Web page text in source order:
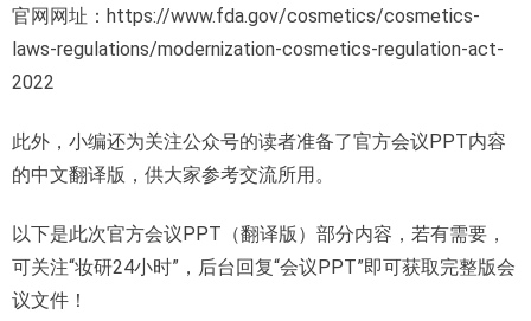
官网网址：https://www.fda.gov/cosmetics/cosmetics-
laws-regulations/modernization-cosmetics-regulation-act-
2022
此外，小编还为关注公众号的读者准备了官方会议PPT内容
的中文翻译版，供大家参考交流所用。
以下是此次官方会议PPT（翻译版）部分内容，若有需要，
可关注“妆研24小时”，后台回复“会议PPT”即可获取完整版会
议文件！